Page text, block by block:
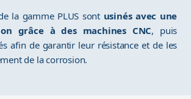
la gamme PLUS sont usinés avec une
grâce à des machines CNC, puis
afin de garantir leur résistance et de les
de la corrosion.